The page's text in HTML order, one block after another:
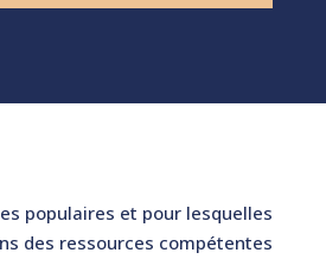
populaires et pour lesquelles
des ressources compétentes